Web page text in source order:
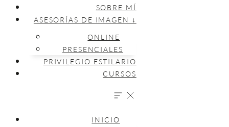
SOBRE MÍ
ASESORÍAS DE IMAGEN ↓
ONLINE
PRESENCIALES
PRIVILEGIO ESTILARIO
CURSOS
INICIO